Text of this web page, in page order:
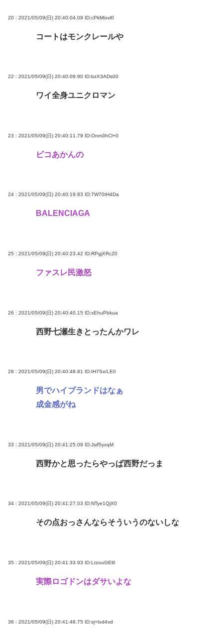
20 : 2021/05/09(日) 20:40:04.09 ID:cPkMtxvl0
コートはモンクレールや
22 : 2021/05/09(日) 20:40:09.90 ID:bzX3ADs00
ワイ全身ユニクロマン
23 : 2021/05/09(日) 20:40:11.79 ID:Onm3hCl+0
ピコあかんの
24 : 2021/05/09(日) 20:40:19.83 ID:7W70tH4Da
BALENCIAGA
25 : 2021/05/09(日) 20:40:23.42 ID:RPgjXRcZ0
ファスレ民激怒
26 : 2021/05/09(日) 20:40:40.15 ID:xEhuPbkua
西野七瀬生きとったんかワレ
28 : 2021/05/09(日) 20:40:48.81 ID:IH7Sx/LE0
男でハイブランドはなぁ
成金感がね
33 : 2021/05/09(日) 20:41:25.09 ID:Jsif5yxqM
西野かと思ったらやっぱ西野だっま
34 : 2021/05/09(日) 20:41:27.03 ID:NTye1QjX0
その点おっさんならそういうのないしな
35 : 2021/05/09(日) 20:41:33.93 ID:LtzouGEl0
実際ロゴドンはダサいよな
36 : 2021/05/09(日) 20:41:48.75 ID:sj+lod4xd